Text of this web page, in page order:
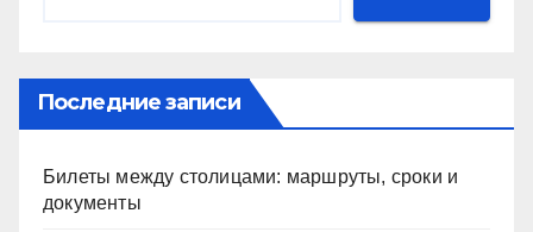
Последние записи
Билеты между столицами: маршруты, сроки и
документы